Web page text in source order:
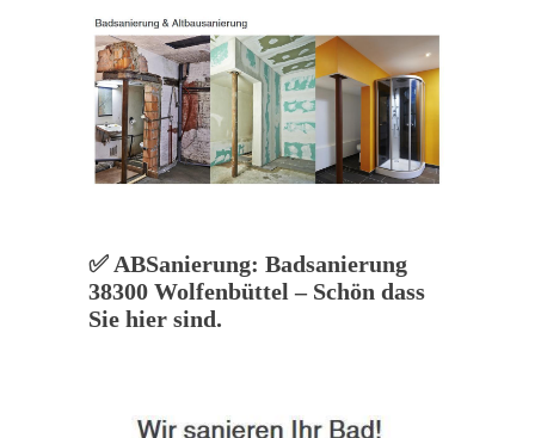
✅ ABSanierung: Badsanierung
38300 Wolfenbüttel – Schön dass
Sie hier sind.